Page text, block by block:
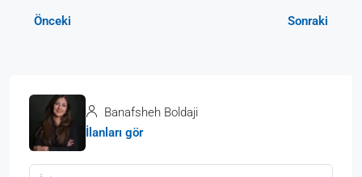
Önceki Sonraki
Banafsheh Boldaji
İlanları gör